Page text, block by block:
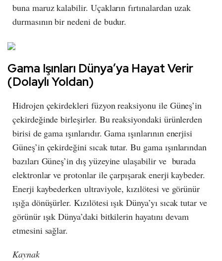
buna maruz kalabilir. Uçakların fırtınalardan uzak
durmasının bir nedeni de budur.
Gama Işınları Dünya’ya Hayat Verir
(Dolaylı Yoldan)
Hidrojen çekirdekleri füzyon reaksiyonu ile Güneş’in
çekirdeğinde birleşirler. Bu reaksiyondaki ürünlerden
birisi de gama ışınlarıdır. Gama ışınlarının enerjisi
Güneş’in çekirdeğini sıcak tutar. Bu gama ışınlarından
bazıları Güneş’in dış yüzeyine ulaşabilir ve burada
elektronlar ve protonlar ile çarpışarak enerji kaybeder.
Enerji kaybederken ultraviyole, kızılötesi ve görünür
ışığa dönüşürler. Kızılötesi ışık Dünya’yı sıcak tutar ve
görünür ışık Dünya’daki bitkilerin hayatını devam
etmesini sağlar.
Kaynak